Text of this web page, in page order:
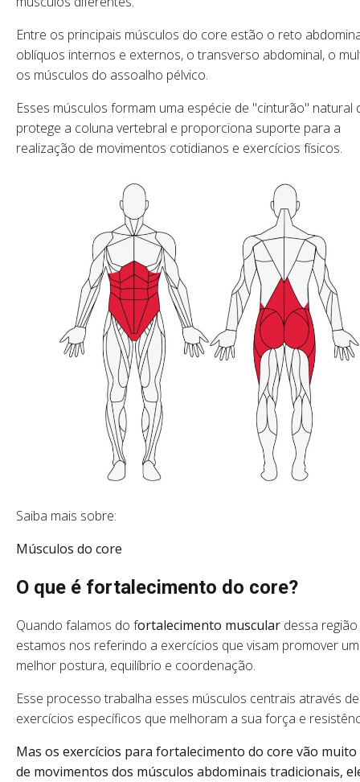
Entre os principais músculos do core estão o reto
oblíquos internos e externos, o transverso abdominal, o
os músculos do assoalho pélvico.
Esses músculos formam uma espécie de "cinturão" natural
protege a coluna vertebral e proporciona suporte para a
realização de movimentos cotidianos e exercícios físicos.
Saiba mais sobre:
Músculos do core
O que é fortalecimento do core?
Quando falamos do fortalecimento muscular dessa região
estamos nos referindo a exercícios que visam promover
melhor postura, equilíbrio e coordenação.
Esse processo trabalha esses músculos centrais através de
exercícios específicos que melhoram a sua força e
Mas os exercícios para fortalecimento do core vão muito
de movimentos dos músculos abdominais tradicionais,